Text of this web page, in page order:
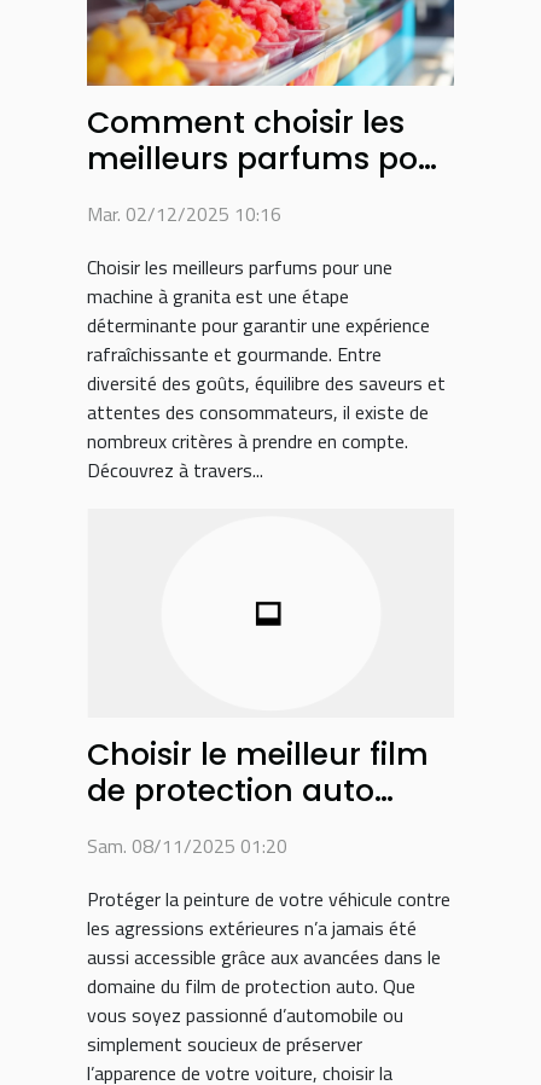
Comment choisir les
meilleurs parfums pour
granita ?
Mar. 02/12/2025 10:16
Choisir les meilleurs parfums pour une
machine à granita est une étape
déterminante pour garantir une expérience
rafraîchissante et gourmande. Entre
diversité des goûts, équilibre des saveurs et
attentes des consommateurs, il existe de
nombreux critères à prendre en compte.
Découvrez à travers...
Choisir le meilleur film
de protection auto
peinture de votre
véhicule
Sam. 08/11/2025 01:20
Protéger la peinture de votre véhicule contre
les agressions extérieures n’a jamais été
aussi accessible grâce aux avancées dans le
domaine du film de protection auto. Que
vous soyez passionné d’automobile ou
simplement soucieux de préserver
l’apparence de votre voiture, choisir la